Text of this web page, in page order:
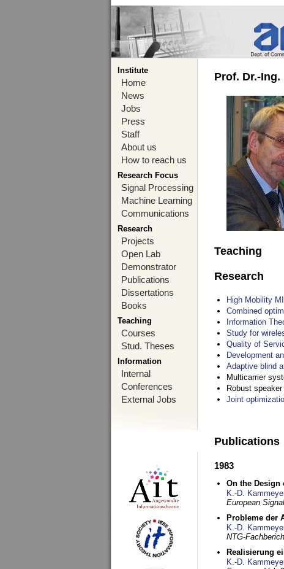
Institute
Home
News
Jobs
Press
Staff
About us
How to reach us
Research Focus
Signal Processing
Machine Learning
Communications
Research
Projects
Open Lab
Demonstrator
Publications
Dissertations
Books
Teaching
Courses
Stud. Theses
Information
Internal
Conferences
External Jobs
Prof. Dr.-
Teaching
Research
High Mobility
Combined
Information
Study for
Quality of
Development
Adaptive blind
Multicarrier
Robust
Joint
Publications
1983
On the Design
K.-D.
European
Probleme der
K.-D.
NTG-
Realisierung
K.-D.